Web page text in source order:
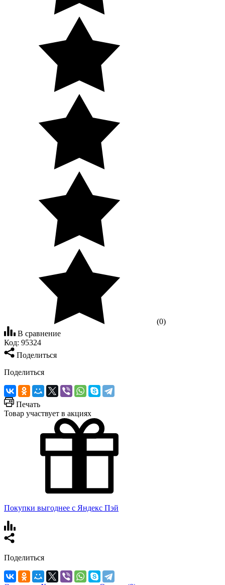
(0)
В сравнение
Код: 95324
Поделиться
Поделиться
Печать
Товар участвует в акциях
Покупки выгоднее с Яндекс Пэй
Поделиться